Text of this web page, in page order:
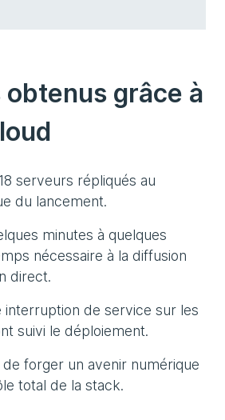
obtenus grâce à
serveurs répliqués au
du lancement.
minutes à quelques
nécessaire à la diffusion
direct.
interruption de service sur les
suivi le déploiement.
forger un avenir numérique
total de la stack.